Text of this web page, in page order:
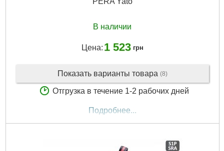
В наличии
Цена: 1 523 грн
Показать варианты товара (8)
Отгрузка в течение 1-2 рабочих дней
Подробнее...